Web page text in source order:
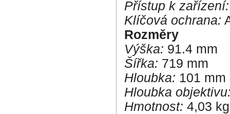
Přístup k zařízení:
Klíčová ochrana:
Rozměry
Výška: 91.4 mm
Šířka: 719 mm
Hloubka: 101 mm
Hloubka
Hmotnost: 4,03 kg